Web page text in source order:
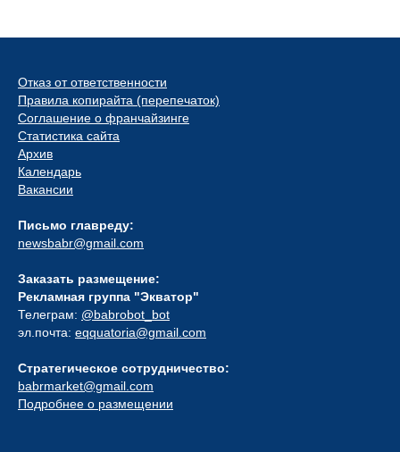
Отказ от ответственности
Правила копирайта (перепечаток)
Соглашение о франчайзинге
Статистика сайта
Архив
Календарь
Вакансии
Письмо главреду:
newsbabr@gmail.com
Заказать размещение:
Рекламная группа "Экватор"
Телеграм: @babrobot_bot
эл.почта: eqquatoria@gmail.com
Стратегическое сотрудничество:
babrmarket@gmail.com
Подробнее о размещении